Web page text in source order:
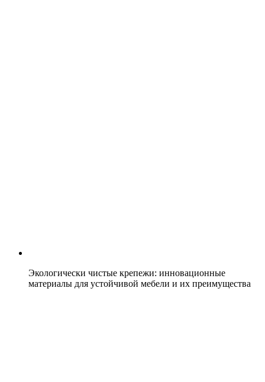
Экологически чистые крепежи: инновационные
материалы для устойчивой мебели и их преимущества